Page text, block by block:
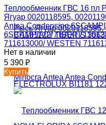
Теплообменник ГВС 16 пл
Ягуар 0020118595,
Antea Condensing
6SCAMPIA07 / BAXI
711613000/ WESTEN
Нет в наличии
5 390 ₽
Купить